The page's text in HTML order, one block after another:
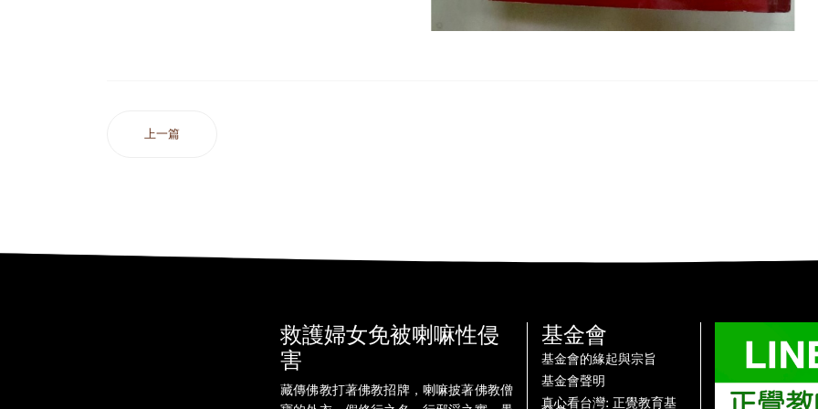
上一篇
救護婦女免被喇嘛性侵
害
藏傳佛教打著佛教招牌，喇嘛披著佛教僧
基金會
基金會的緣起與宗旨
基金會聲明
真心看台灣: 正覺教育基